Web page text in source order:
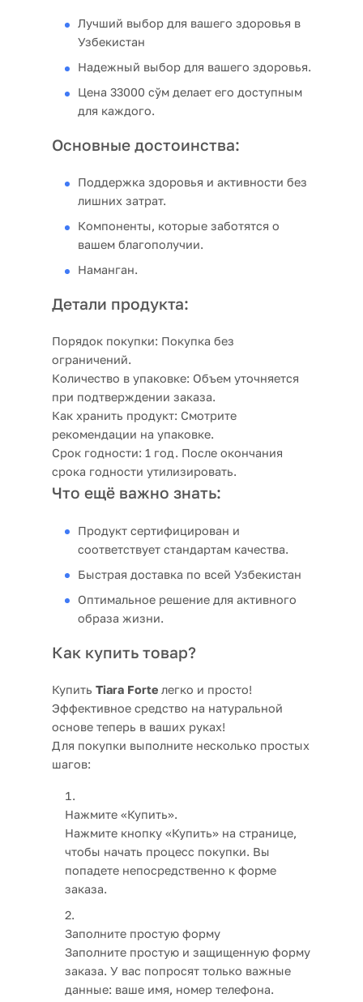
Лучший выбор для вашего здоровья в
Узбекистан
Надежный выбор для вашего здоровья.
Цена 33000 сўм делает его доступным
для каждого.
Основные достоинства:
Поддержка здоровья и активности без
лишних затрат.
Компоненты, которые заботятся о
вашем благополучии.
Наманган.
Детали продукта:
Порядок покупки: Покупка без
ограничений.
Количество в упаковке: Объем уточняется
при подтверждении заказа.
Как хранить продукт: Смотрите
рекомендации на упаковке.
Срок годности: 1 год. После окончания
срока годности утилизировать.
Что ещё важно знать:
Продукт сертифицирован и
соответствует стандартам качества.
Быстрая доставка по всей Узбекистан
Оптимальное решение для активного
образа жизни.
Как купить товар?
Купить Tiara Forte легко и просто!
Эффективное средство на натуральной
основе теперь в ваших руках!
Для покупки выполните несколько простых
шагов:
Нажмите «Купить».
Нажмите кнопку «Купить» на странице,
чтобы начать процесс покупки. Вы
попадете непосредственно к форме
заказа.
Заполните простую форму
Заполните простую и защищенную форму
заказа. У вас попросят только важные
данные: ваше имя, номер телефона.